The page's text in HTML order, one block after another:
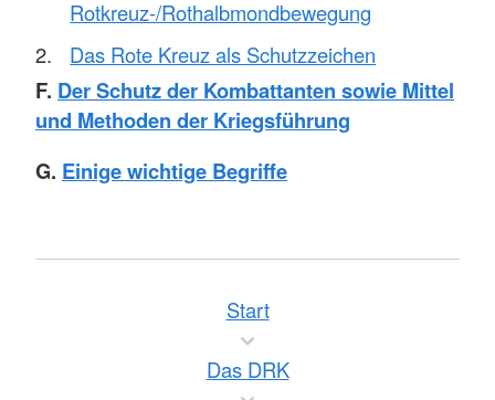
Rotkreuz-/Rothalbmondbewegung
Das Rote Kreuz als Schutzzeichen
F. Der Schutz der Kombattanten sowie Mittel
und Methoden der Kriegsführung
G. Einige wichtige Begriffe
Start
Das DRK